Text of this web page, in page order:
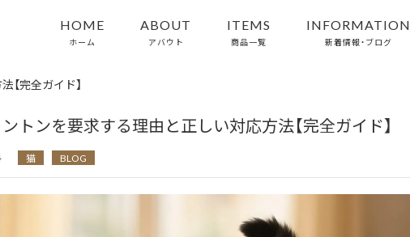
HOME
ホーム
ABOUT
アバウト
ITEMS
商品一覧
INFORMATION
新着情報・ブログ
完全ガイド】
トンを要求する理由と正しい対応方法【完全ガイド】
猫 BLOG